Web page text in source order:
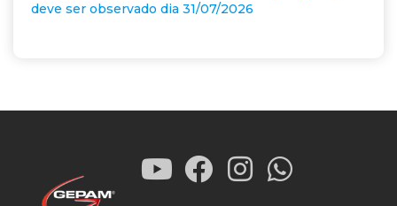
deve ser observado dia 31/07/2026